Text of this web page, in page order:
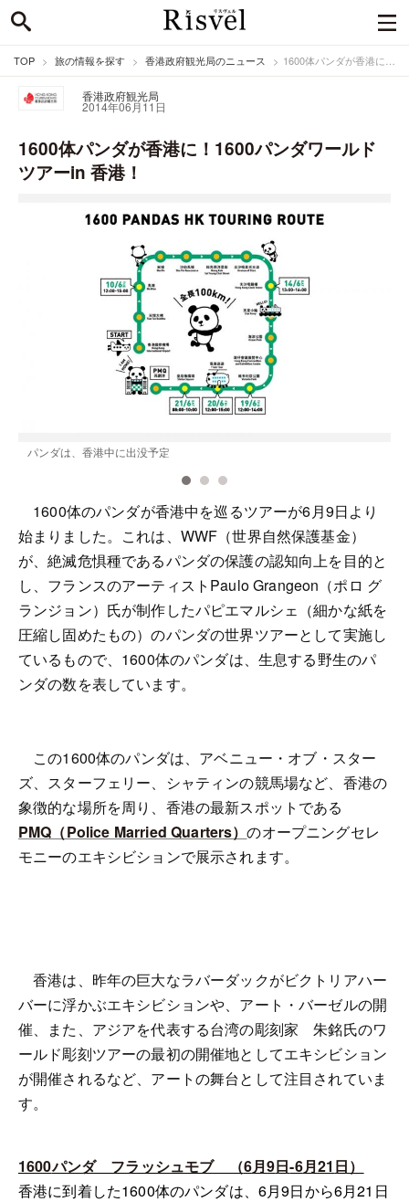
TOP 旅の情報を探す 香港政府観光局のニュース 1600体パンダが香港に！1600パンダワールドツアーin 香港！
香港政府観光局
2014年06月11日
1600体パンダが香港に！1600パンダワールド
ツアーin 香港！
パンダは、香港中に出没予定
1600体のパンダが香港中を巡るツアーが6月9日より
始まりました。これは、WWF（世界自然保護基金）
が、絶滅危惧種であるパンダの保護の認知向上を目的と
し、フランスのアーティストPaulo Grangeon（ポロ グ
ランジョン）氏が制作したパピエマルシェ（細かな紙を
圧縮し固めたもの）のパンダの世界ツアーとして実施し
ているもので、1600体のパンダは、生息する野生のパ
ンダの数を表しています。
この1600体のパンダは、アベニュー・オブ・スター
ズ、スターフェリー、シャティンの競馬場など、香港の
象徴的な場所を周り、香港の最新スポットである
PMQ（Police Married Quarters）のオープニングセレ
モニーのエキシビションで展示されます。
香港は、昨年の巨大なラバーダックがビクトリアハー
バーに浮かぶエキシビションや、アート・バーゼルの開
催、また、アジアを代表する台湾の彫刻家 朱銘氏のワ
ールド彫刻ツアーの最初の開催地としてエキシビション
が開催されるなど、アートの舞台として注目されていま
す。
1600パンダ フラッシュモブ （6月9日-6月21 日）
香港に到着した1600体のパンダは、 6月9日から6月21 日